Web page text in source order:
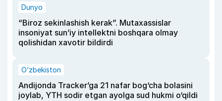
Dunyo
“Biroz sekinlashish kerak”. Mutaxassislar
insoniyat sun’iy intellektni boshqara olmay
qolishidan xavotir bildirdi
O‘zbekiston
Andijonda Tracker’ga 21 nafar bog‘cha bolasini
joylab, YTH sodir etgan ayolga sud hukmi o‘qildi